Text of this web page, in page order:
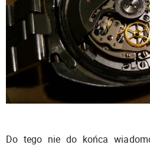
Do tego nie do końca